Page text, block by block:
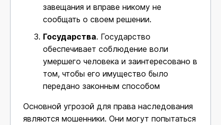
завещания и вправе никому не
сообщать о своем решении.
Государства. Государство
обеспечивает соблюдение воли
умершего человека и заинтересовано в
том, чтобы его имущество было
передано законным способом
Основной угрозой для права наследования
являются мошенники. Они могут попытаться